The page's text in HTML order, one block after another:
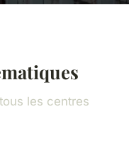
les centres